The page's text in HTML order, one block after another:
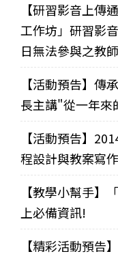
【研習影音上傳
工作坊」研習影
日無法參與之教
【活動預告】傳
長主講"從一年來
【活動預告】
程設計與教案寫作
【教學小幫手】
上必備資訊!
【精彩活動預告